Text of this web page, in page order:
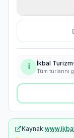
İ İkbal Turizm
Tüm turlarını
Kaynak: